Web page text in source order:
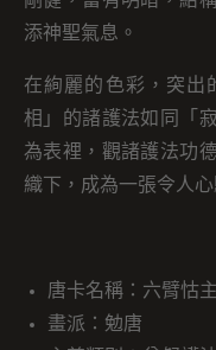
添神聖氣息。
在絢麗的色彩，突出
相」的諸護法如同「
為表裡，觀諸護法功
織下，成為一張令人
唐卡名稱：六臂怙
畫派：勉唐